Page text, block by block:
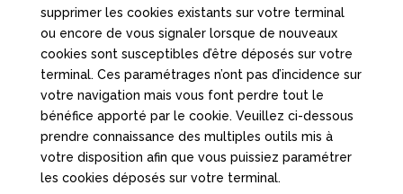
supprimer les cookies existants sur votre terminal
ou encore de vous signaler lorsque de nouveaux
cookies sont susceptibles d’être déposés sur votre
terminal. Ces paramétrages n’ont pas d’incidence sur
votre navigation mais vous font perdre tout le
bénéfice apporté par le cookie. Veuillez ci-dessous
prendre connaissance des multiples outils mis à
votre disposition afin que vous puissiez paramétrer
les cookies déposés sur votre terminal.